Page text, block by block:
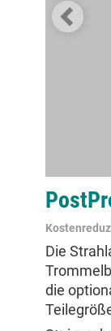
Die
die